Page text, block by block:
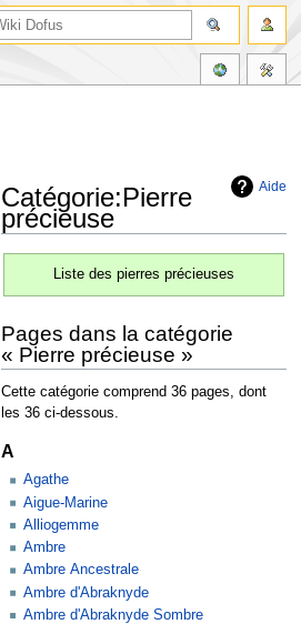
Aide
Catégorie:Pierre
précieuse
navigation
recherche
Liste des pierres précieuses
Pages dans la catégorie
« Pierre précieuse »
Cette catégorie comprend 36 pages, dont
les 36 ci-dessous.
A
Agathe
Aigue-Marine
Alliogemme
Ambre
Ambre Ancestrale
Ambre d'Abraknyde
Ambre d'Abraknyde Sombre